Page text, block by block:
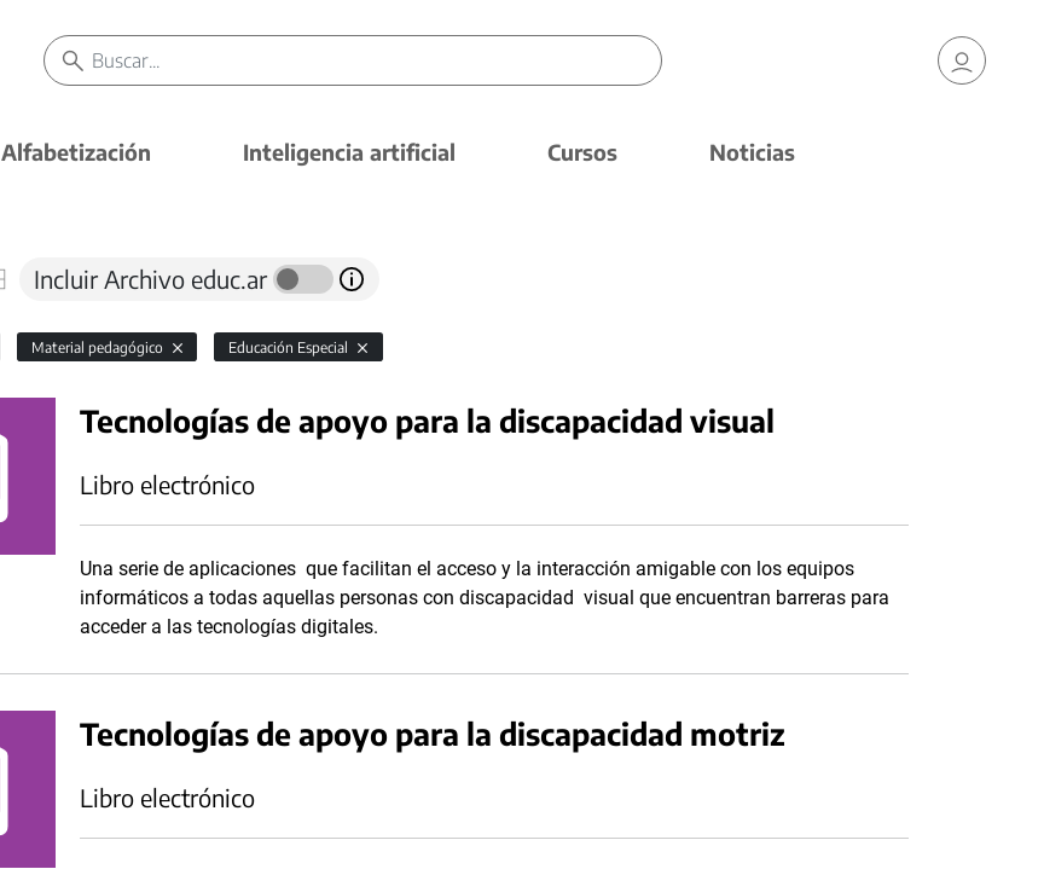
Alfabetización Inteligencia artificial Cursos Noticias
Incluir Archivo educ.ar
Material pedagógico Educación Especial
Tecnologías de apoyo para la discapacidad visual
Libro electrónico
Una serie de aplicaciones que facilitan el acceso y la interacción amigable con los equipos
informáticos a todas aquellas personas con discapacidad visual que encuentran barreras para
acceder a las tecnologías digitales.
Tecnologías de apoyo para la discapacidad motriz
Libro electrónico